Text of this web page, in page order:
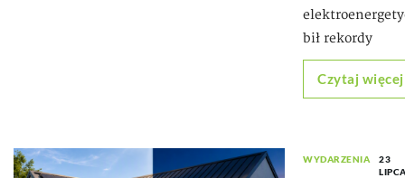
bił rekordy
Czytaj więcej
WYDARZENIA
23